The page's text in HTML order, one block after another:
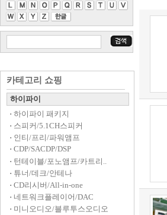
카테고리 쇼핑
하이파이
· 하이파이 패키지
· 스피커/5.1CH스피커
· 인티/프리/파워앰프
· CDP/SACDP/DSP
· 턴테이블/포노앰프/카트리..
· 튜너/데크/안테나
· CD리시버/All-in-one
· 네트워크플레이어/DAC
· 미니오디오/블루투스오디오